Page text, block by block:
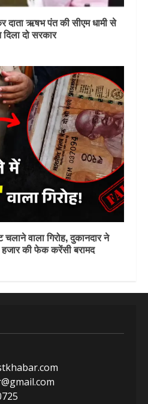
ऋषभ पंत की सीएम धामी से
दो सरकार
वाला गिरोह, दुकानदार ने
की फेक करेंसी बरामद